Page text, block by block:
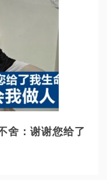
舍：谢谢您给了